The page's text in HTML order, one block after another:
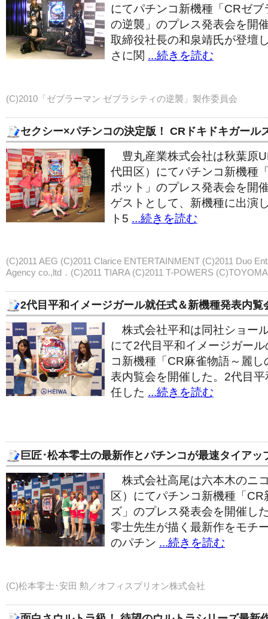
にてパチンコ新機種「CRゼ
の逆襲」のプレス発表会を開
取締役社長の和泉靖氏が登壇
さに関 ...続きを読む
(C)2010「ゼブラーマン ゼブラシティの逆襲」製作委員会
セクシー×パチンコの決定版！ CRドキドキガール
豊丸産業株式会社は秋葉原
代田区）にてパチンコ新機種
ポット」のプレス発表会を開
ゲストとして、新機種に出演
ト5 ...続きを読む
(C)2011 AEG (C)2011 Clarice ENTERTAINMENT (C)2011 Duo
Agency co.,ltd．(C)2011 TIARA (C)2011 T-POWERS
2代目平和イメージガール就任式＆新機種発表内覧
株式会社平和は同社ショー
にて2代目平和イメージガー
コ新機種「CR麻雀物語～麗
表内覧会を開催した。2代目
任した ...続きを読む
巨匠･松本零士の最新作とパチンコが最速タイアッ
株式会社高尾は六本木のニ
区）にてパチンコ新機種「
ズ」のプレス発表会を開催し
零士先生が描く最新作をモチ
のパチン ...続きを読む
(C)松本零士･安田 勲／オフィスプリオン株式会社